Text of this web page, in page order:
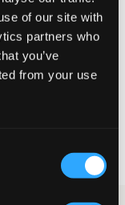
of our site with
partners who
you’ve
from your use
Stor